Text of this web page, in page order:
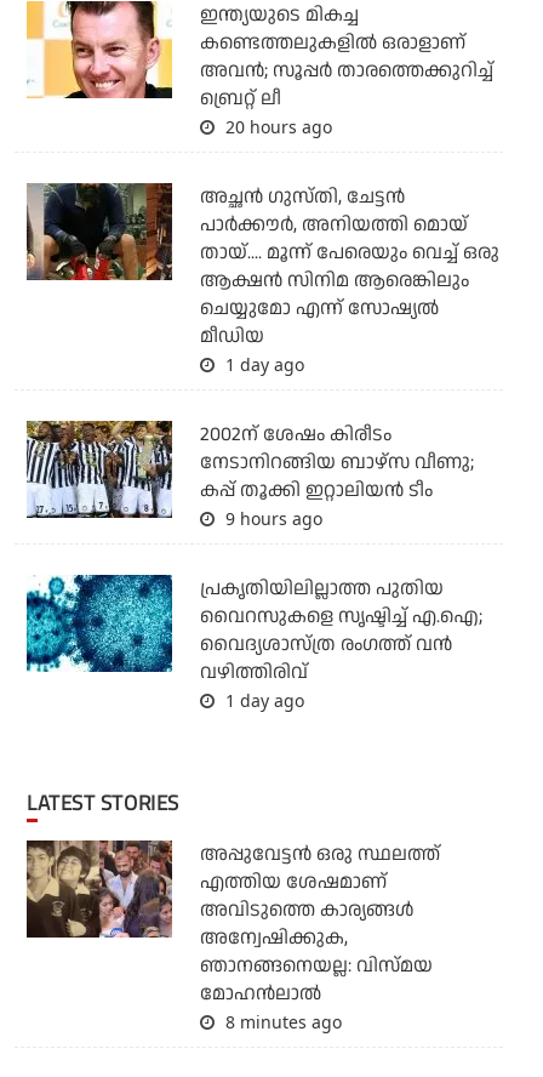
ഇന്ത്യയുടെ മികച്ച
കണ്ടെത്തലുകളില്‍ ഒരാളാണ്
അവന്‍; സൂപ്പര്‍ താരത്തെക്കുറിച്ച്
ബ്രെറ്റ് ലീ
20 hours ago
അച്ഛന്‍ ഗുസ്തി, ചേട്ടന്‍
പാര്‍ക്കൗര്‍, അനിയത്തി മൊയ്
തായ്.... മൂന്ന് പേരെയും വെച്ച് ഒരു
ആക്ഷന്‍ സിനിമ ആരെങ്കിലും
ചെയ്യുമോ എന്ന് സോഷ്യല്‍
മീഡിയ
1 day ago
2002ന് ശേഷം കിരീടം
നേടാനിറങ്ങിയ ബാഴ്സ വീണു;
കപ്പ് തൂക്കി ഇറ്റാലിയൻ ടീം
9 hours ago
പ്രകൃതിയിലില്ലാത്ത പുതിയ
വൈറസുകളെ സൃഷ്ടിച്ച് എ.ഐ;
വൈദ്യശാസ്ത്ര രംഗത്ത് വന്‍
വഴിത്തിരിവ്
1 day ago
LATEST STORIES
അപ്പുവേട്ടന്‍ ഒരു സ്ഥലത്ത്
എത്തിയ ശേഷമാണ്
അവിടുത്തെ കാര്യങ്ങള്‍
അന്വേഷിക്കുക,
ഞാനങ്ങനെയല്ല: വിസ്മയ
മോഹന്‍ലാല്‍
8 minutes ago